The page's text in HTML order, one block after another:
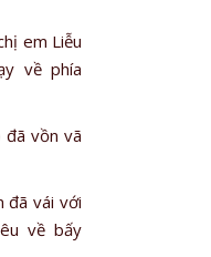
em Liễu
về phía
vồn vã
đã vái với
về bấy